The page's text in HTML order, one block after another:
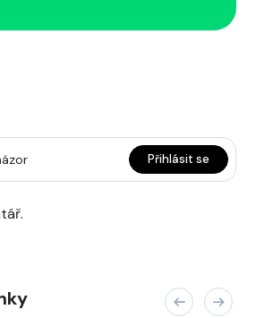
Přihlásit se